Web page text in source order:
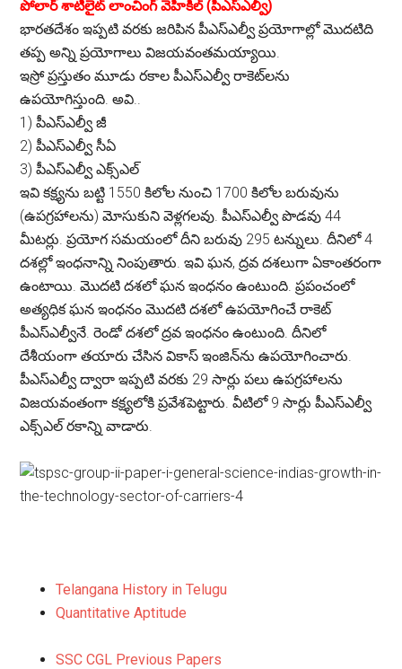
పోలార్ శాటిలైట్ లాంచింగ్ వెహికిల్ (పీఎస్ఎల్వీ)
భారతదేశం ఇప్పటి వరకు జరిపిన పీఎస్ఎల్వీ ప్రయోగాల్లో మొదటిది
తప్ప అన్ని ప్రయోగాలు విజయవంతమయ్యాయి.
ఇస్రో ప్రస్తుతం మూడు రకాల పీఎస్ఎల్వీ రాకెట్‌లను
ఉపయోగిస్తుంది. అవి..
1) పీఎస్ఎల్వీ జీ
2) పీఎస్ఎల్వీ సీఏ
3) పీఎస్ఎల్వీ ఎక్స్ఎల్
ఇవి కక్ష్యను బట్టి 1550 కిలోల నుంచి 1700 కిలోల బరువును
(ఉపగ్రహాలను) మోసుకుని వెళ్లగలవు. పీఎస్ఎల్వీ పొడవు 44
మీటర్లు. ప్రయోగ సమయంలో దీని బరువు 295 టన్నులు. దీనిలో 4
దశల్లో ఇంధనాన్ని నింపుతారు. ఇవి ఘన, ద్రవ దశలుగా ఏకాంతరంగా
ఉంటాయి. మొదటి దశలో ఘన ఇంధనం ఉంటుంది. ప్రపంచంలో
అత్యధిక ఘన ఇంధనం మొదటి దశలో ఉపయోగించే రాకెట్
పీఎస్ఎల్వీనే. రెండో దశలో ద్రవ ఇంధనం ఉంటుంది. దీనిలో
దేశీయంగా తయారు చేసిన వికాస్ ఇంజిన్‌ను ఉపయోగించారు.
పీఎస్ఎల్వీ ద్వారా ఇప్పటి వరకు 29 సార్లు పలు ఉపగ్రహాలను
విజయవంతంగా కక్ష్యలోకి ప్రవేశపెట్టారు. వీటిలో 9 సార్లు పీఎస్ఎల్వీ
ఎక్స్ఎల్ రకాన్ని వాడారు.
Telangana History in Telugu
Quantitative Aptitude
SSC CGL Previous Papers